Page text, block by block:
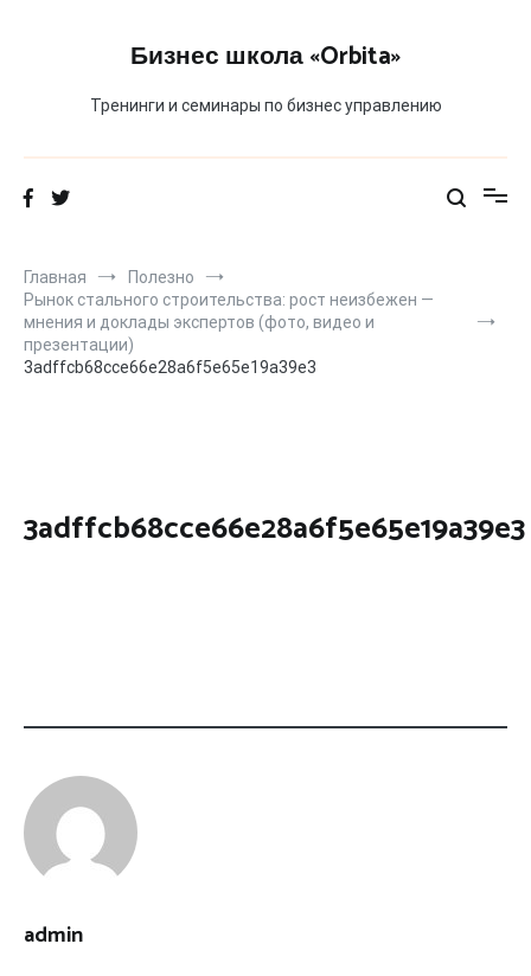
Бизнес школа «Orbita»
Тренинги и семинары по бизнес управлению
Главная
Полезно
Рынок стального строительства: рост неизбежен —
мнения и доклады экспертов (фото, видео и
презентации)
3adffcb68cce66e28a6f5e65e19a39e3
3adffcb68cce66e28a6f5e65e19a39e3
admin